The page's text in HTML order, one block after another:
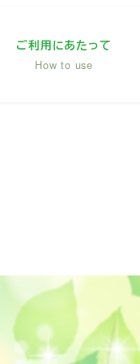
ご利用にあたって
How to use